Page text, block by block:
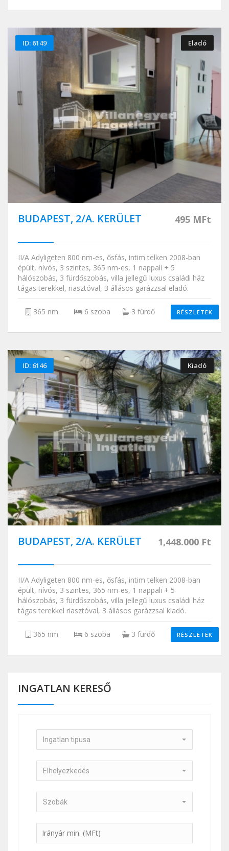
ID: 6149 Eladó
BUDAPEST, 2/A. KERÜLET 495 MFt
II/A Adyligeten 800 nm-es, ősfás, intim telken 2008-ban
épült, nívós, 3 szintes, 365 nm-es, 1 nappali + 5
hálószobás, 3 fürdőszobás, villa jellegű luxus családi ház
tágas terekkel, riasztóval, 3 állásos garázzsal eladó.
365 nm 6 szoba 3 fürdő RÉSZLETEK
ID: 6146 Kiadó
BUDAPEST, 2/A. KERÜLET 1,448.000 Ft
II/A Adyligeten 800 nm-es, ősfás, intim telken 2008-ban
épült, nívós, 3 szintes, 365 nm-es, 1 nappali + 5
hálószobás, 3 fürdőszobás, villa jellegű luxus családi ház
tágas terekkel riasztóval, 3 állásos garázzsal kiadó.
365 nm 6 szoba 3 fürdő RÉSZLETEK
INGATLAN KERESŐ
Ingatlan tipusa
Elhelyezkedés
Szobák